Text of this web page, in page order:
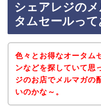
シェアレジの
タムセールって
色々とお得なオータム
ンなどを探していて思
ジのお店でメルマガの
いのかな～。